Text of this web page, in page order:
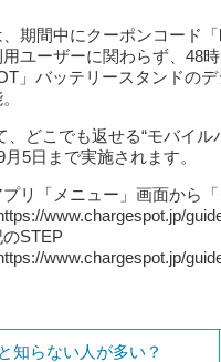
期間中にクーポンコード
ユーザーに関わらず、48
」バッテリースタンドの
、どこでも返せる“モバイ
5日まで実施されます。
プリ「メニュー」画面から
www.chargespot.jp/
STEP
www.chargespot.jp/
知らない人が多い？